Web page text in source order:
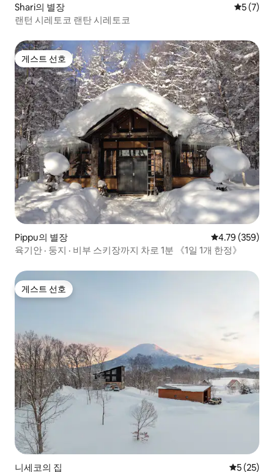
Shari의 별장 평점 5점
5 (7)
랜턴 시레토코 랜탄 시레토코
게스트 선호
게스트 선호
Pippu의 별장 평점 4.79점(5
4.79 (359)
육기안 · 둥지 · 비부 스키장까지 차로 1분 《1일 1개 한정》
게스트 선호
게스트 선호
니세코의 집 평점 5점
5 (25)